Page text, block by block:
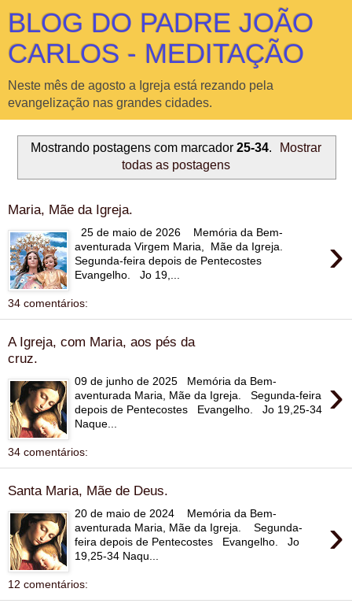
BLOG DO PADRE JOÃO
CARLOS - MEDITAÇÃO
Neste mês de agosto a Igreja está rezando pela
evangelização nas grandes cidades.
Mostrando postagens com marcador 25-34.
Mostrar
todas as postagens
Maria, Mãe da Igreja.
›
25 de maio de 2026 Memória da Bem-
aventurada Virgem Maria, Mãe da Igreja.
Segunda-feira depois de Pentecostes
Evangelho. Jo 19,...
34 comentários:
A Igreja, com Maria, aos pés da
cruz.
›
09 de junho de 2025 Memória da Bem-
aventurada Maria, Mãe da Igreja. Segunda-feira
depois de Pentecostes Evangelho. Jo 19,25-34
Naque...
34 comentários:
Santa Maria, Mãe de Deus.
›
20 de maio de 2024 Memória da Bem-
aventurada Maria, Mãe da Igreja. Segunda-
feira depois de Pentecostes Evangelho. Jo
19,25-34 Naqu...
12 comentários: